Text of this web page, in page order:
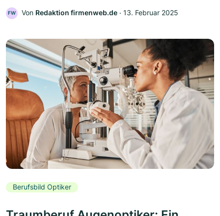
FW Von Redaktion firmenweb.de ‧ 13. Februar 2025
Berufsbild Optiker